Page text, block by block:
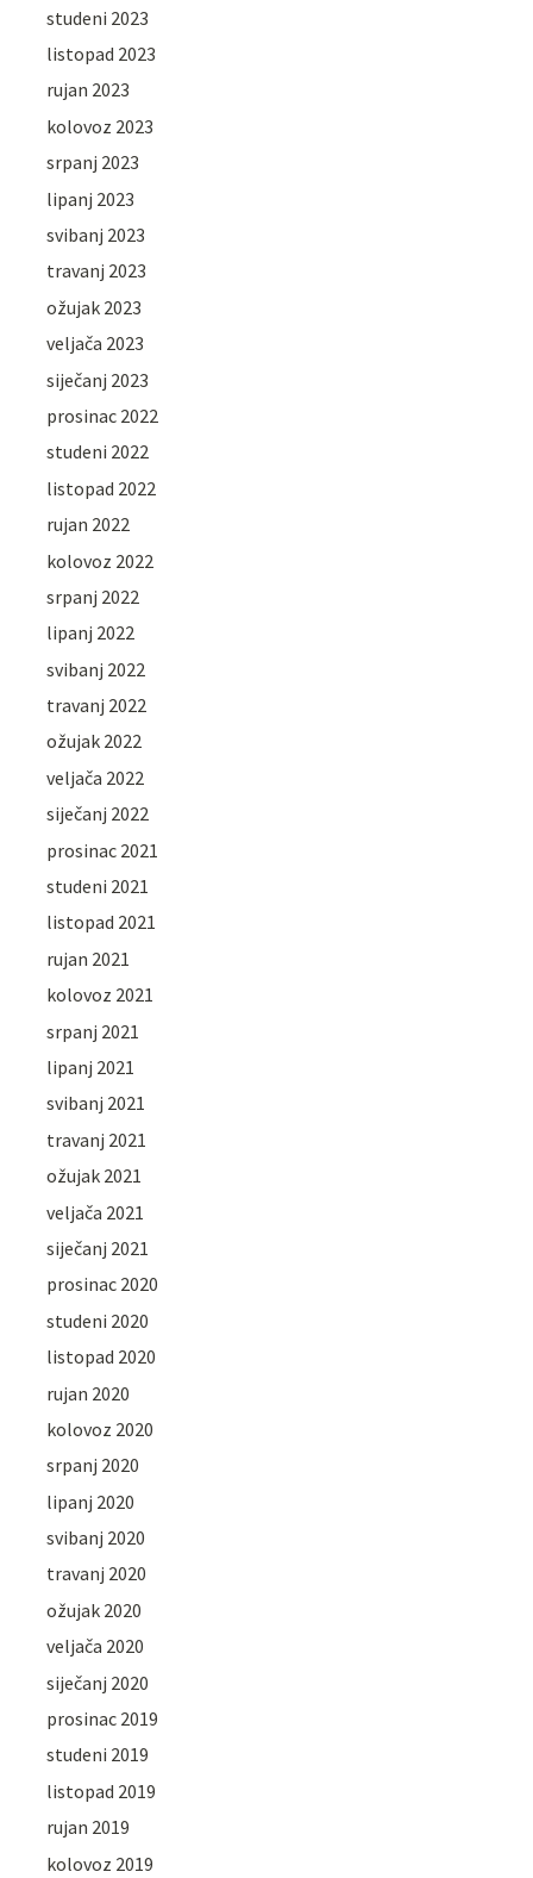
studeni 2023
listopad 2023
rujan 2023
kolovoz 2023
srpanj 2023
lipanj 2023
svibanj 2023
travanj 2023
ožujak 2023
veljača 2023
siječanj 2023
prosinac 2022
studeni 2022
listopad 2022
rujan 2022
kolovoz 2022
srpanj 2022
lipanj 2022
svibanj 2022
travanj 2022
ožujak 2022
veljača 2022
siječanj 2022
prosinac 2021
studeni 2021
listopad 2021
rujan 2021
kolovoz 2021
srpanj 2021
lipanj 2021
svibanj 2021
travanj 2021
ožujak 2021
veljača 2021
siječanj 2021
prosinac 2020
studeni 2020
listopad 2020
rujan 2020
kolovoz 2020
srpanj 2020
lipanj 2020
svibanj 2020
travanj 2020
ožujak 2020
veljača 2020
siječanj 2020
prosinac 2019
studeni 2019
listopad 2019
rujan 2019
kolovoz 2019